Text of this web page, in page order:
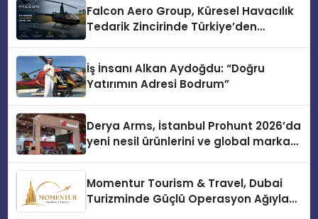
Falcon Aero Group, Küresel Havacılık
Tedarik Zincirinde Türkiye’den
İş İnsanı Alkan Aydoğdu: “Doğru
Yatırımın Adresi Bodrum”
Derya Arms, İstanbul Prohunt 2026’da
yeni nesil ürünlerini ve global marka
Momentur Tourism & Travel, Dubai
Turizminde Güçlü Operasyon Ağıyla